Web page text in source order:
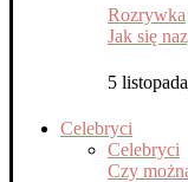
Rozrywka
Jak się
5
Celebryci
Celebryci
Czy